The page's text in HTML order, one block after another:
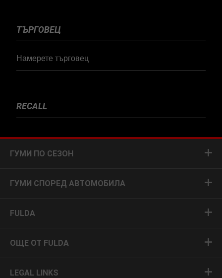
ТЪРГОВЕЦ
Намерете търговец
RECALL
ГУМИ ПО СЕЗОН
ГУМИ СПОРЕД АВТОМОБИЛА
FULDA
ОЩЕ ОТ FULDA
LEGAL LINKS